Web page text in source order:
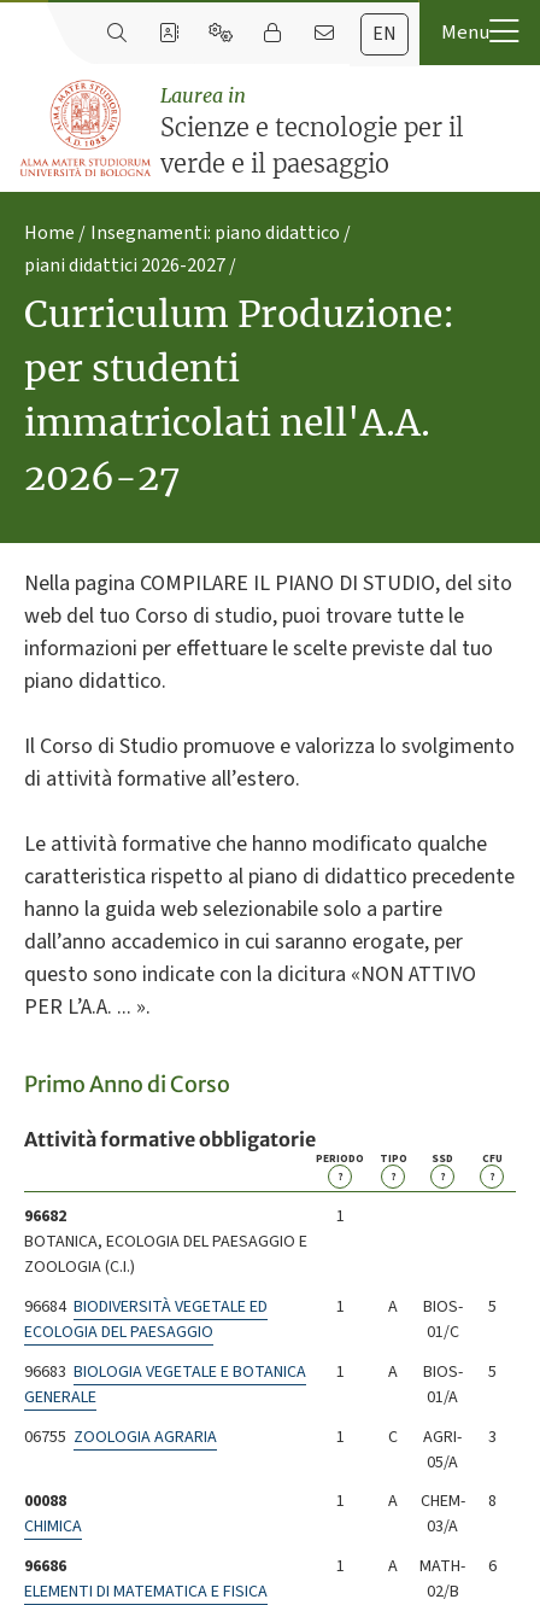
EN
Laurea in
Scienze e tecnologie per il
verde e il paesaggio
Home
Insegnamenti: piano didattico
piani didattici 2026-2027
Curriculum Produzione:
per studenti
immatricolati nell'A.A.
2026-27
Nella pagina COMPILARE IL PIANO DI STUDIO, del sito
web del tuo Corso di studio, puoi trovare tutte le
informazioni per effettuare le scelte previste dal tuo
piano didattico.
Il Corso di Studio promuove e valorizza lo svolgimento
di attività formative all’estero.
Le attività formative che hanno modificato qualche
caratteristica rispetto al piano di didattico precedente
hanno la guida web selezionabile solo a partire
dall’anno accademico in cui saranno erogate, per
questo sono indicate con la dicitura «NON ATTIVO
PER L’A.A. ... ».
Primo Anno di Corso
Attività formative obbligatorie
PERIODO
?
TIPO
?
SSD
?
CFU
?
96682
BOTANICA, ECOLOGIA DEL PAESAGGIO E
ZOOLOGIA (C.I.)
1
96684 BIODIVERSITÀ VEGETALE ED
ECOLOGIA DEL PAESAGGIO
1 A
BIOS-
01/C
5
96683 BIOLOGIA VEGETALE E BOTANICA
GENERALE
1 A
BIOS-
01/A
5
06755 ZOOLOGIA AGRARIA 1 C
AGRI-
05/A
3
00088
CHIMICA
1 A
CHEM-
03/A
8
96686
ELEMENTI DI MATEMATICA E FISICA
1 A
MATH-
02/B
6